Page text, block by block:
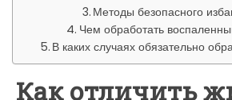
Методы безопасного
Чем обработать
В каких случаях обязательно
Как отличить